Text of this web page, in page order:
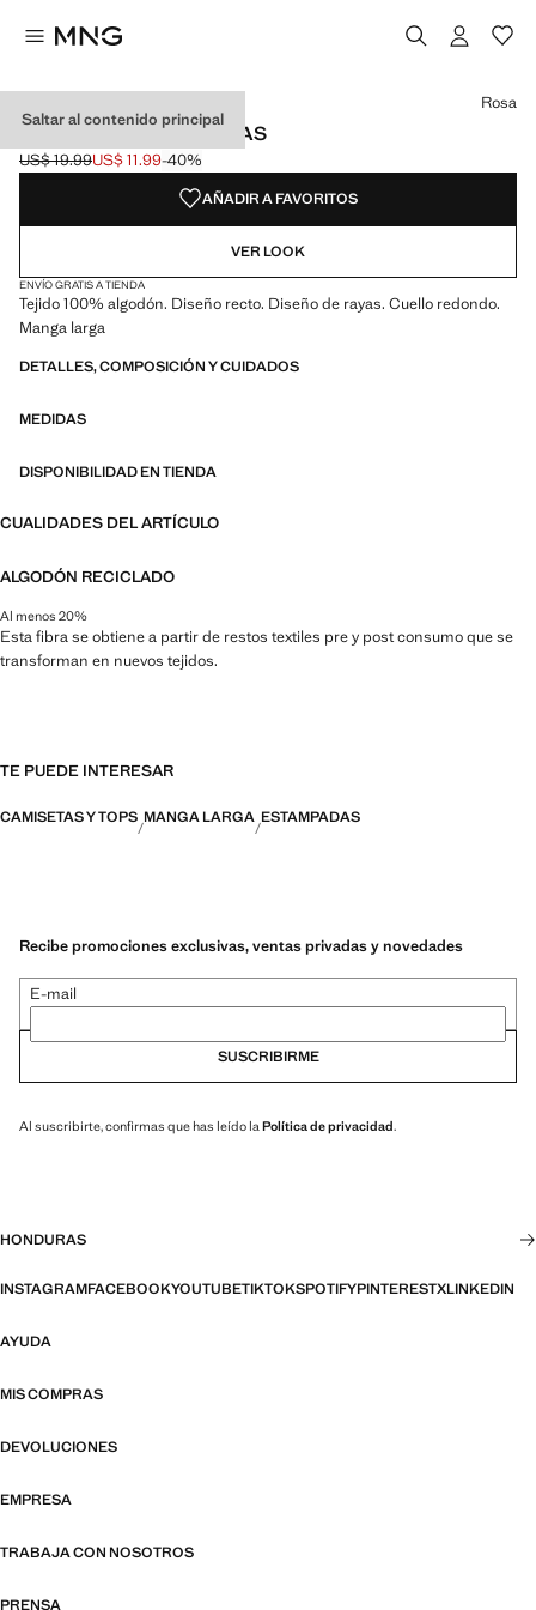
Saltar al contenido principal
CAMISETA BÁSICA RAYAS
Precio inicial tachado [US$ 19.99 ]
US$ 19.99
Precio actual [US$ 11.99 ]
US$ 11.99-40%
Selecciona un color
Color Azul marino
Color Morado claro/pastel
Color Rosa seleccionado
Rosa
AÑADIR A FAVORITOS
VER LOOK
ENVÍO GRATIS A TIENDA
Tejido 100% algodón. Diseño recto. Diseño de rayas. Cuello redondo.
Manga larga
DETALLES, COMPOSICIÓN Y CUIDADOS
MEDIDAS
DISPONIBILIDAD EN TIENDA
CUALIDADES DEL ARTÍCULO
ALGODÓN RECICLADO
Al menos 20%
Esta fibra se obtiene a partir de restos textiles pre y post consumo que se
transforman en nuevos tejidos.
TE PUEDE INTERESAR
CAMISETAS Y TOPS MANGA LARGA ESTAMPADAS
Recibe promociones exclusivas, ventas privadas y novedades
E-mail
SUSCRIBIRME
Al suscribirte, confirmas que has leído laPolítica de privacidad.
HONDURAS
INSTAGRAMFACEBOOKYOUTUBETIKTOKSPOTIFYPINTERESTXLINKEDIN
AYUDA
MIS COMPRAS
DEVOLUCIONES
EMPRESA
TRABAJA CON NOSOTROS
PRENSA